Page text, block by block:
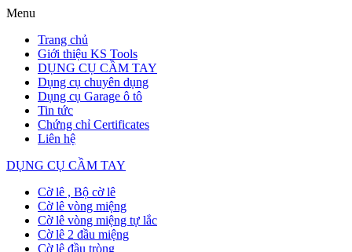
Menu
Trang chủ
Giới thiệu KS Tools
DỤNG CỤ CẦM TAY
Dụng cụ chuyên dụng
Dụng cụ Garage ô tô
Tin tức
Chứng chỉ Certificates
Liên hệ
DỤNG CỤ CẦM TAY
Cờ lê , Bộ cờ lê
Cờ lê vòng miệng
Cờ lê vòng miệng tự lắc
Cờ lê 2 đầu miệng
Cờ lê đầu tròng